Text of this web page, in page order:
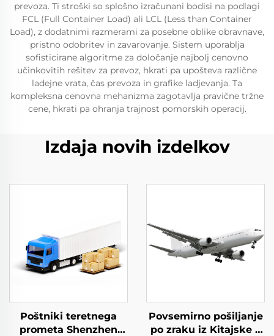
prevoza. Ti stroški so splošno izračunani bodisi na podlagi
FCL (Full Container Load) ali LCL (Less than Container
Load), z dodatnimi razmerami za posebne oblike obravnave,
pristno odobritev in zavarovanje. Sistem uporablja
sofisticirane algoritme za določanje najbolj cenovno
učinkovitih rešitev za prevoz, hkrati pa upošteva različne
ladejne vrata, čas prevoza in grafike ladjevanja. Ta
kompleksna cenovna mehanizma zagotavlja pravične tržne
cene, hkrati pa ohranja trajnost pomorskih operacij.
Izdaja novih izdelkov
Poštniki teretnega
prometa Shenzhen
Povsemirno pošiljanje
po zraku iz Kitajske v